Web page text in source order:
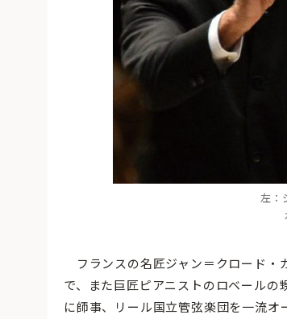
左：
フランスの名匠ジャン＝クロード・
で、また巨匠ピアニストのロベール
に師事、リール国立管弦楽団を一流